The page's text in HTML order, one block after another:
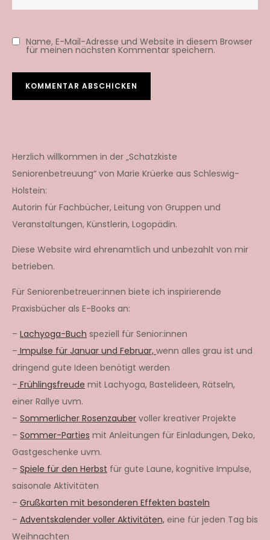
Name, E-Mail-Adresse und Website in diesem Browser
für meinen nächsten Kommentar speichern.
Herzlich willkommen in der „Schatzkiste
Seniorenbetreuung“ von Marie Krüerke aus Schleswig-
Holstein:
Autorin für Fachbücher, Leitung von Gruppen und
Veranstaltungen, Künstlerin, Logopädin.
Diese Website wird ehrenamtlich und unbezahlt von mir
betrieben.
Für Seniorenbetreuer:innen biete ich inspirierende
Praxisbücher als E-Books an:
– Lachyoga-Buch speziell für Senior:innen
– Impulse für Januar und Februar, wenn alles grau ist und
dringend gute Ideen benötigt werden
– Frühlingsfreude mit Lachyoga, Bastelideen, Rätseln,
einer Rallye uvm.
– Sommerlicher Rosenzauber voller kreativer Projekte
– Sommer-Parties mit Anleitungen für Einladungen, Deko,
Gastgeschenke uvm.
– Spiele für den Herbst für gute Laune, kognitive Impulse,
saisonale Aktivitäten
– Grußkarten mit besonderen Effekten basteln
– Adventskalender voller Aktivitäten, eine für jeden Tag bis
Weihnachten